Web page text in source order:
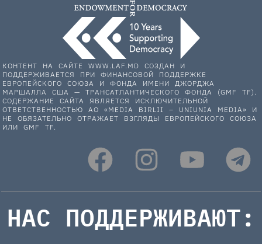
КОНТЕНТ НА САЙТЕ WWW.LAF.MD СОЗДАН И
ПОДДЕРЖИВАЕТСЯ ПРИ ФИНАНСОВОЙ ПОДДЕРЖКЕ
ЕВРОПЕЙСКОГО СОЮЗА И ФОНДА ИМЕНИ ДЖОРДЖА
МАРШАЛЛА США — ТРАНСАТЛАНТИЧЕСКОГО ФОНДА (GMF TF).
СОДЕРЖАНИЕ САЙТА ЯВЛЯЕТСЯ ИСКЛЮЧИТЕЛЬНОЙ
ОТВЕТСТВЕННОСТЬЮ АО «MEDIA BIRLII – UNIUNIA MEDIA» И
НЕ ОБЯЗАТЕЛЬНО ОТРАЖАЕТ ВЗГЛЯДЫ ЕВРОПЕЙСКОГО СОЮЗА
ИЛИ GMF TF.
НАС ПОДДЕРЖИВАЮТ: